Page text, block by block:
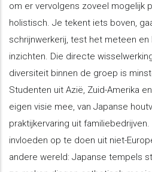
om er vervolgens zoveel mogelijk
holistisch. Je tekent iets boven,
schrijnwerkerij, test het meteen
inzichten. Die directe
diversiteit binnen de groep is
Studenten uit Azië, Zuid-Amerika
eigen visie mee, van Japanse
praktijkervaring uit
invloeden op te doen uit niet-
andere wereld: Japanse tempels